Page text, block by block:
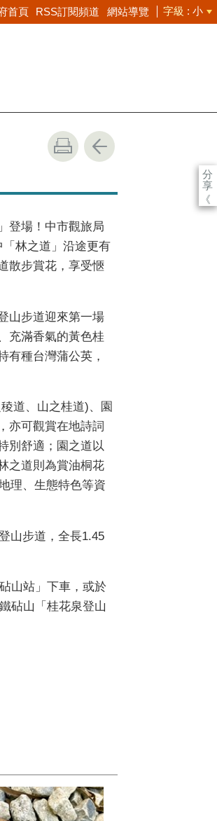
首頁 RSS訂閱頻道 網站導覽 字級 小
分
享
《
登場！中市觀旅局
林之道」沿途更有
散步賞花，享受愜
山步道迎來第一場
充滿香氣的黃色桂
有種台灣蒲公英，
道、山之桂道)、園
亦可觀賞在地詩詞
別舒適；園之道以
之道則為賞油桐花
理、生態特色等資
山步道，全長1.45
山站」下車，或於
砧山「桂花泉登山